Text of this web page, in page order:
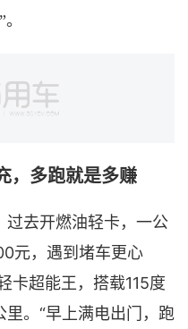
，多跑就是多赚
过去开燃油轻卡，一公
元，遇到堵车更心
卡超能王，搭载115度
。“早上满电出门，跑